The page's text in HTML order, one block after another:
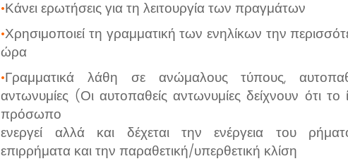
•Κάνει ερωτήσεις για τη λειτουργία των πραγμάτων
•Χρησιμοποιεί τη γραμματική των ενηλίκων την
ώρα
•Γραμματικά λάθη σε ανώμαλους τύπους,
αντωνυμίες (Οι αυτοπαθείς αντωνυμίες δείχνουν ότι το
πρόσωπο
ενεργεί αλλά και δέχεται την ενέργεια του
επιρρήματα και την παραθετική/υπερθετική κλίση